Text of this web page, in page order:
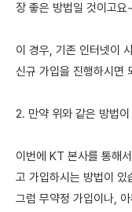
장 좋은 방법일 것이고요
이 경우, 기존 인터넷이
신규 가입을 진행하시면
2. 만약 위와 같은 방법
이번에 KT 본사를 통해
고 가입하시는 방법이 있
그럼 무약정 가입이나,